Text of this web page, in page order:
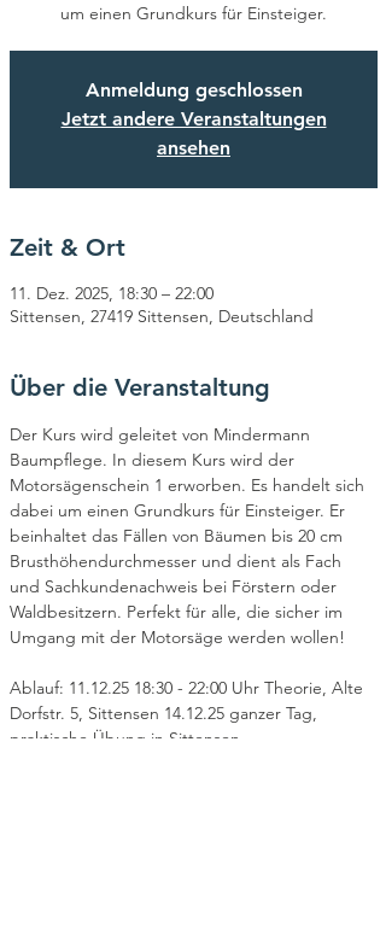
um einen Grundkurs für Einsteiger.
Anmeldung geschlossen
Jetzt andere Veranstaltungen
ansehen
Zeit & Ort
11. Dez. 2025, 18:30 – 22:00
Sittensen, 27419 Sittensen, Deutschland
Über die Veranstaltung
Der Kurs wird geleitet von Mindermann
Baumpflege. In diesem Kurs wird der
Motorsägenschein 1 erworben. Es handelt sich
dabei um einen Grundkurs für Einsteiger. Er
beinhaltet das Fällen von Bäumen bis 20 cm
Brusthöhendurchmesser und dient als Fach
und Sachkundenachweis bei Förstern oder
Waldbesitzern. Perfekt für alle, die sicher im
Umgang mit der Motorsäge werden wollen!
Ablauf: 11.12.25 18:30 - 22:00 Uhr Theorie, Alte
Dorfstr. 5, Sittensen 14.12.25 ganzer Tag,
praktische Übung in Sittensen